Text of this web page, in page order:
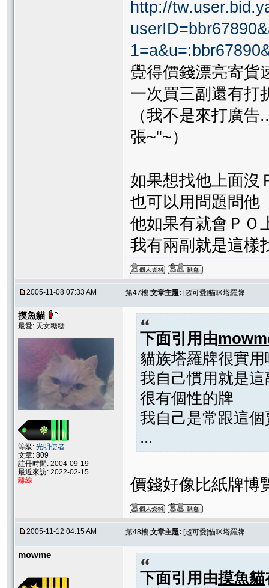
http://
覺得價錢漂亮寄貨
一次買三副還有打
（我不是來打廣
張~"~）
如果想找他上面沒
也可以用問題問他
他如果有就會ＰＯ
我有兩副就是這樣
2005-11-08 07:33 AM 第47樓 文章主題: [超可愛]貓咪塔羅牌
摸魚貓
最愛: 天女糖糖
等級: 光明使者
文章: 809
註冊時間: 2004-09-19
最近來訪: 2022-02-15
離線
下面引用由
貓族塔羅牌很實用
我自己慣用就是這
很有個性的牌
我自己是常跟這
...
價錢好像比紙牌博
2005-11-12 04:15 AM 第48樓 文章主題: [超可愛]貓咪塔羅牌
mowme
下面引用由摸魚貓